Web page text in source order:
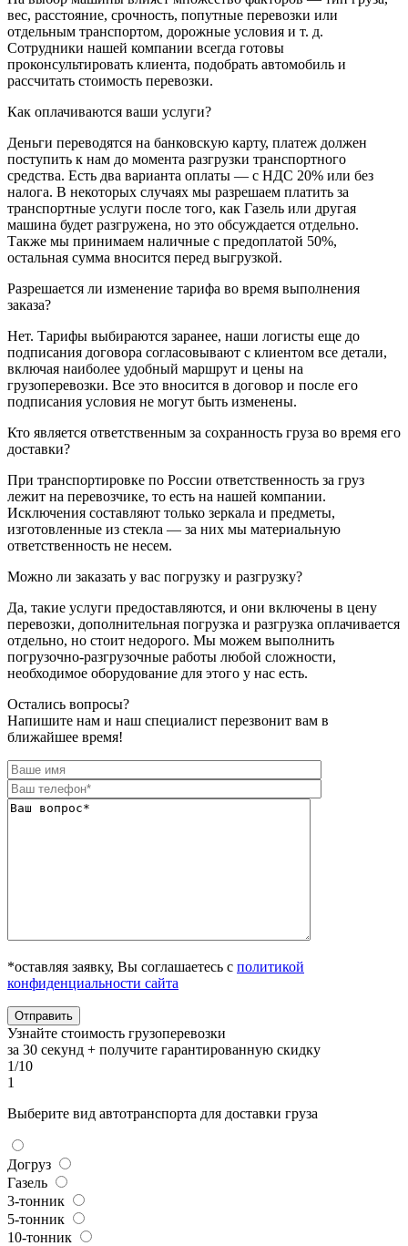
вес, расстояние, срочность, попутные перевозки или
отдельным транспортом, дорожные условия и т. д.
Сотрудники нашей компании всегда готовы
проконсультировать клиента, подобрать автомобиль и
рассчитать стоимость перевозки.
Как оплачиваются ваши услуги?
Деньги переводятся на банковскую карту, платеж должен
поступить к нам до момента разгрузки транспортного
средства. Есть два варианта оплаты — с НДС 20% или без
налога. В некоторых случаях мы разрешаем платить за
транспортные услуги после того, как Газель или другая
машина будет разгружена, но это обсуждается отдельно.
Также мы принимаем наличные с предоплатой 50%,
остальная сумма вносится перед выгрузкой.
Разрешается ли изменение тарифа во время выполнения
заказа?
Нет. Тарифы выбираются заранее, наши логисты еще до
подписания договора согласовывают с клиентом все детали,
включая наиболее удобный маршрут и цены на
грузоперевозки. Все это вносится в договор и после его
подписания условия не могут быть изменены.
Кто является ответственным за сохранность груза во время его
доставки?
При транспортировке по России ответственность за груз
лежит на перевозчике, то есть на нашей компании.
Исключения составляют только зеркала и предметы,
изготовленные из стекла — за них мы материальную
ответственность не несем.
Можно ли заказать у вас погрузку и разгрузку?
Да, такие услуги предоставляются, и они включены в цену
перевозки, дополнительная погрузка и разгрузка оплачивается
отдельно, но стоит недорого. Мы можем выполнить
погрузочно-разгрузочные работы любой сложности,
необходимое оборудование для этого у нас есть.
Остались вопросы?
Напишите нам и наш специалист перезвонит вам в
ближайшее время!
*оставляя заявку, Вы соглашаетесь с политикой
конфиденциальности сайта
Узнайте стоимость грузоперевозки
за 30 секунд + получите гарантированную скидку
1/10
1
Выберите вид автотранспорта для доставки груза
Догруз
Газель
3-тонник
5-тонник
10-тонник